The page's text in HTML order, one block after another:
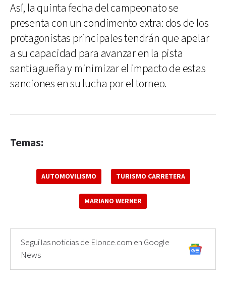
Así, la quinta fecha del campeonato se
presenta con un condimento extra: dos de los
protagonistas principales tendrán que apelar
a su capacidad para avanzar en la pista
santiagueña y minimizar el impacto de estas
sanciones en su lucha por el torneo.
Temas:
AUTOMOVILISMO TURISMO CARRETERA
MARIANO WERNER
Seguí las noticias de Elonce.com en Google
News